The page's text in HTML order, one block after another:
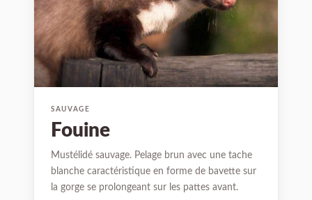
SAUVAGE
Fouine
Mustélidé sauvage. Pelage brun avec une tache
blanche caractéristique en forme de bavette sur
la gorge se prolongeant sur les pattes avant.